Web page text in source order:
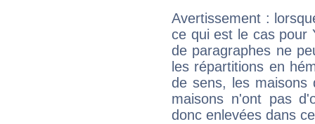
Avertissement :
ce qui est le cas pour
de paragraphes ne
les répartitions en
de sens, les maisons
maisons n'ont pas
donc enlevées dans